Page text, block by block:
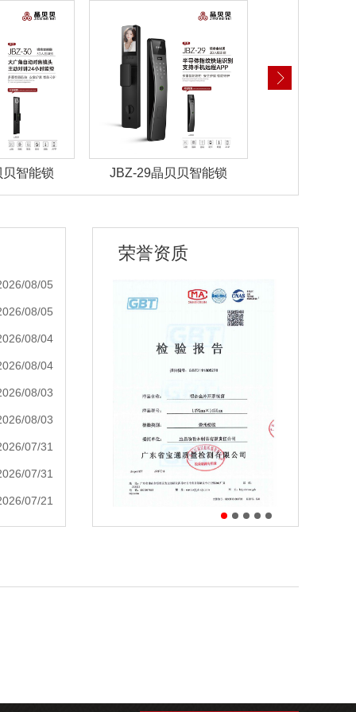
智能锁 JBZ-28晶贝贝智能锁
08/05
08/05
08/04
08/04
08/03
08/03
07/31
07/31
07/21
荣誉资质